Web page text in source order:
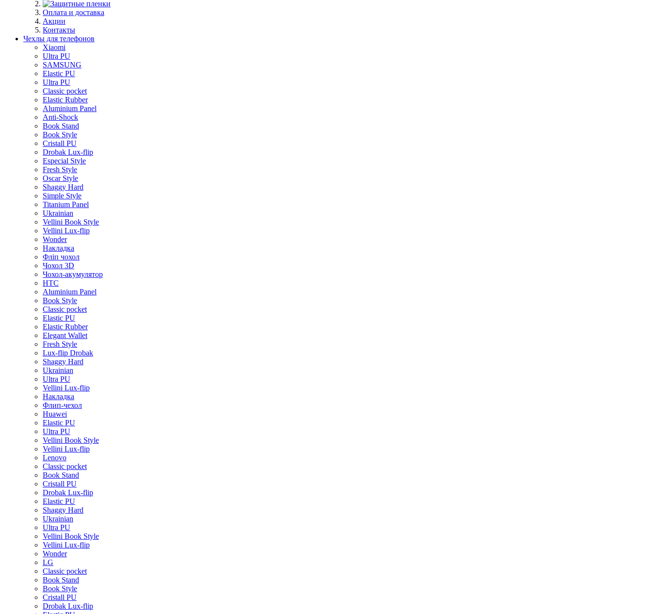
Оплата и доставка
Акции
Контакты
Чехлы для телефонов
Xiaomi
Ultra PU
SAMSUNG
Elastic PU
Ultra PU
Classic pocket
Elastic Rubber
Aluminium Panel
Anti-Shock
Book Stand
Book Style
Cristall PU
Drobak Lux-flip
Especial Style
Fresh Style
Oscar Style
Shaggy Hard
Simple Style
Titanium Panel
Ukrainian
Vellini Book Style
Vellini Lux-flip
Wonder
Накладка
Фліп чохол
Чохол 3D
Чохол-акумулятор
HTC
Aluminium Panel
Book Style
Classic pocket
Elastic PU
Elastic Rubber
Elegant Wallet
Fresh Style
Lux-flip Drobak
Shaggy Hard
Ukrainian
Ultra PU
Vellini Lux-flip
Накладка
Флип-чехол
Huawei
Elastic PU
Ultra PU
Vellini Book Style
Vellini Lux-flip
Lenovo
Classic pocket
Book Stand
Cristall PU
Drobak Lux-flip
Elastic PU
Shaggy Hard
Ukrainian
Ultra PU
Vellini Book Style
Vellini Lux-flip
Wonder
LG
Classic pocket
Book Stand
Book Style
Cristall PU
Drobak Lux-flip